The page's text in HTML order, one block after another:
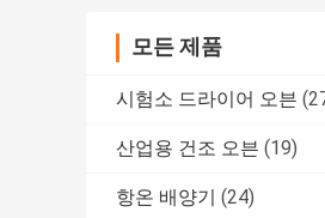
모든 제품
시험소 드라이어 오븐
산업용 건조 오븐 (19)
항온 배양기 (24)